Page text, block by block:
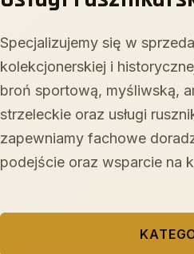
Specjalizujemy się w
kolekcjonerskiej i
broń sportową, myśliwską,
strzeleckie oraz usługi
zapewniamy fachowe
podejście oraz wsparcie na